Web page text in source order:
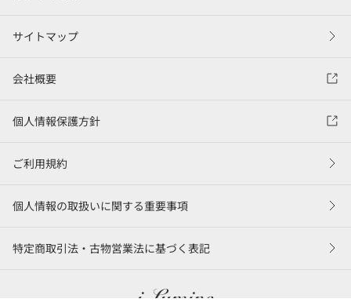
サイトマップ
会社概要
個人情報保護方針
ご利用規約
個人情報の取扱いに関する重要事項
特定商取引法・古物営業法に基づく表記